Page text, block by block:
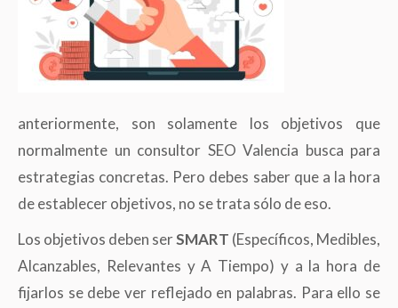
anteriormente, son solamente los objetivos que
normalmente un consultor SEO Valencia busca para
estrategias concretas. Pero debes saber que a la hora
de establecer objetivos, no se trata sólo de eso.
Los objetivos deben serSMART (Específicos, Medibles,
Alcanzables, Relevantes y A Tiempo) y a la hora de
fijarlos se debe ver reflejado en palabras. Para ello se